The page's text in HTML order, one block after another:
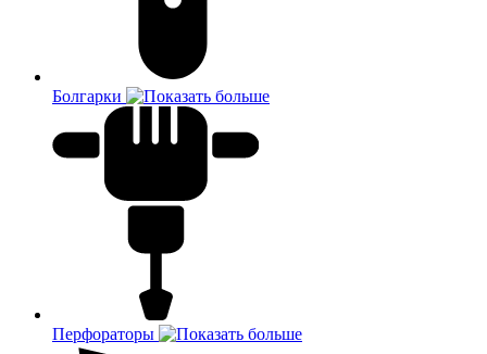
Болгарки
Перфораторы